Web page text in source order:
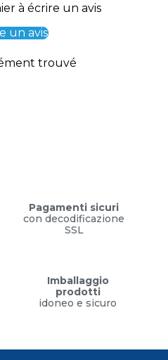
à écrire un avis
un avis
trouvé
Pagamenti sicuri
con decodificazione
SSL
Imballaggio
prodotti
idoneo e sicuro